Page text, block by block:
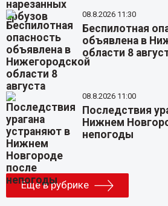
08.8.2026 11:30
Беспилотная
объявлена в
области 8
08.8.2026 11:00
Последствия
Нижнем
непогоды
Еще в рубрике